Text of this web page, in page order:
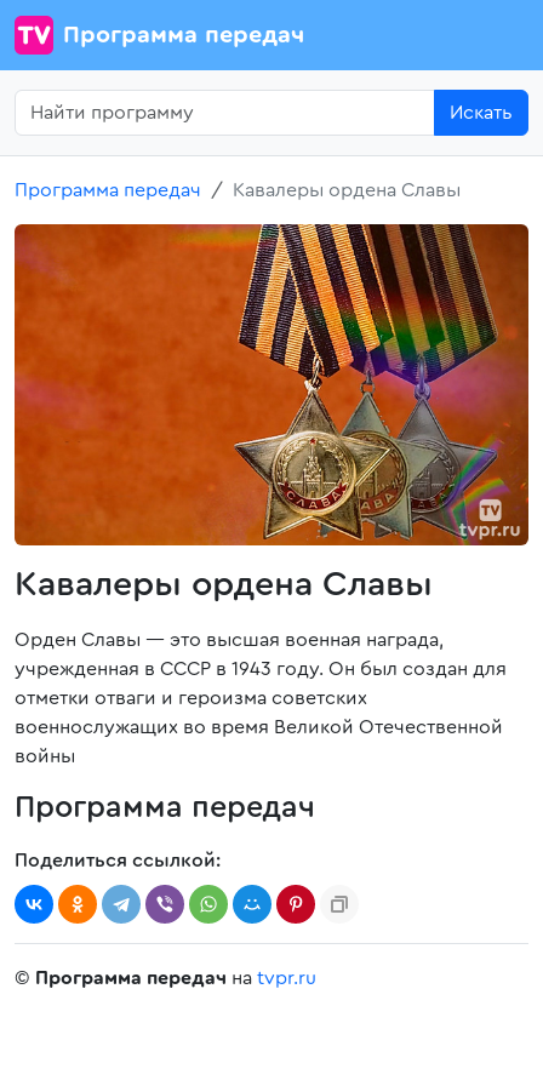
Программа передач
Искать
Программа передач Кавалеры ордена Славы
Кавалеры ордена Славы
Орден Славы — это высшая военная награда,
учрежденная в СССР в 1943 году. Он был создан для
отметки отваги и героизма советских
военнослужащих во время Великой Отечественной
войны
Программа передач
Поделиться ссылкой:
© Программа передач на tvpr.ru